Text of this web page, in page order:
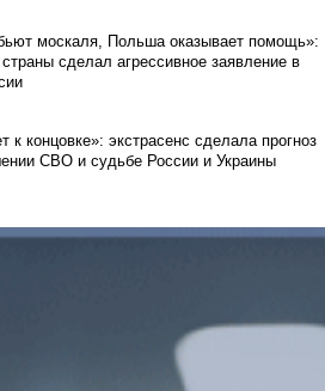
москаля, Польша оказывает помощь»:
сделал агрессивное заявление в
к концовке»: экстрасенс сделала прогноз
СВО и судьбе России и Украины